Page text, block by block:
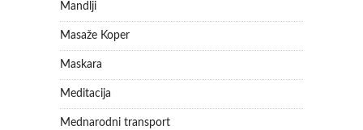
Mandlji
Masaže Koper
Maskara
Meditacija
Mednarodni transport